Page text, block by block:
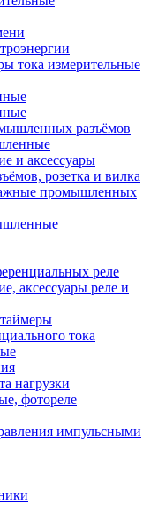
тока измерительные
разъёмов
и аксессуары
розетка и вилка
промышленных
реле
аксессуары реле и
тока
нагрузки
фотореле
импульсными